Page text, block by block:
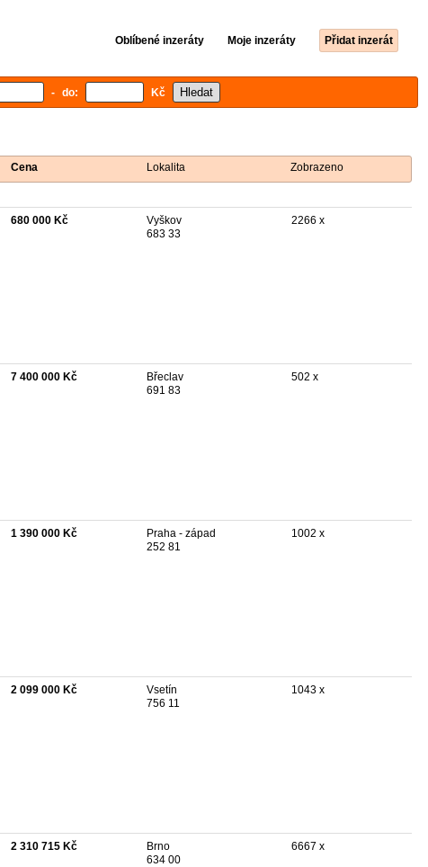
Oblíbené inzeráty Moje inzeráty Přidat inzerát
- do: Kč
Cena Lokalita Zobrazeno
680 000 Kč
Vyškov
683 33
2266 x
7 400 000 Kč
Břeclav
691 83
502 x
1 390 000 Kč
Praha - západ
252 81
1002 x
2 099 000 Kč
Vsetín
756 11
1043 x
2 310 715 Kč
Brno
634 00
6667 x